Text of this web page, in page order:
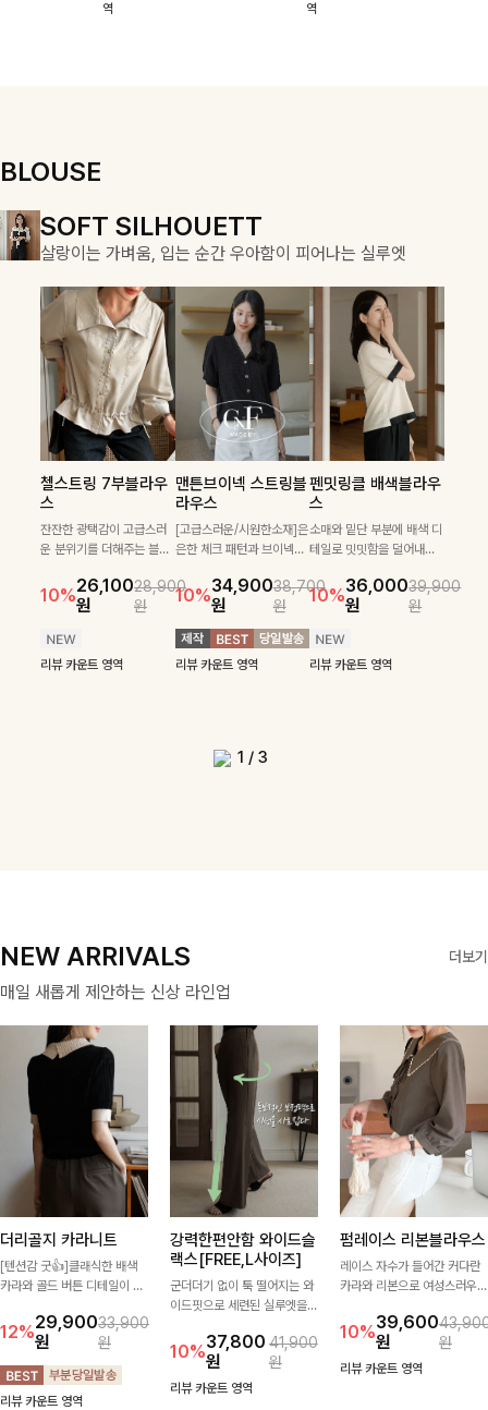
스에요🖤
역
할 수 있어요🤍
역
BLOUSE
SOFT SILHOUETT
살랑이는 가벼움, 입는 순간 우아함이 피어나는 실루엣
첼스트링 7부블라우
스
잔잔한 광택감이 고급스러
운 분위기를 더해주는 블라
프릴 밑단이 자연스럽게 실
루엣을 살려주며, 여유로운
스러운 무드를 완성해준답
니다 🤍
10%26,100
원
28,900
원
리뷰 카운트 영역
맨튼브이넥 스트링블
라우스
[고급스러운/시원한소재]은
은한 체크 패턴과 브이넥으
로 고급스러운 디테일을 넣
었으며 밑단스트링으로 핏
을 더욱 깔끔하게 잡아주는
블라우스예요 :)
10%34,900
원
38,700
원
리뷰 카운트 영역
펜밋링클 배색블라우
스
소매와 밑단 부분에 배색 디
테일로 밋밋함을 덜어내고
클 소재로 구김 걱정없이 즐
길 수 있는 블라우스랍니
10%36,000
원
39,900
원
리뷰 카운트 영역
COZY ESSENTIAL
매일의 일상을 부드럽게 감싸줄 니트 컬렉션
론클디 브이넥니트
부드럽게 몸을 감싸는 니트
짜임으로 편안한 착용감을
더해드리며 여유 있게 떨어
여리여리한 실루엣을 완성
해드려요 ✨ 단독은 물론 다
게 매치되는 데일리 니트랍
니다
10%원
원
리뷰 카운트 영역
칠스트라이프 카라7
부니트
[골드버튼/클래식무드🤍]
스트라이프 패턴으로 데일
이템입니다 카라넥 디자인
으로 깔끔한 이미지로 만들
어 주는 7부 니트입니다 ~
10%31,900
원
35,400
원
리뷰 카운트 영역
셀드펜던트 7부니트
넉넉한 핏으로 편하게 착용
가능한 심플&베이직 무드의
니트!레터리 펜던트로 고급
어요:D
10% 원
원
리뷰 카운트 영역
DOUBLE THE JOY
함께할 때 더욱 완벽한, 합리적인 선택으로 채우는 즐거움
필첸체크 스트링블라
우스+플레어스커트
SET
[활용도 좋은 투피스]은은한
테일이 어우러진 투피스 세
트입니다. 여유로운 상의와
풍성하게 퍼지는 롱스커트가
론, 단품으로도 다양하게 활
42,900
원
49,800
특스트라이프 링클원
피스+스트링자켓
SET
가볍고 시원한 링클 원피스
성되어 코디 고민 없이 완성
도 높은 스타일링을 연출해
주는 아이템 🤍 따로 또 같
이 활용하기 좋아 실용적이
며, 스트링 디테일로 다양한
69,900
원
79,400
원
헨틴링클 날개티셔츠
+치마바지SET
[텐션감↑/구김↓]가볍게
입기만 해도 코디가 완성되
럽게 퍼지는 프릴 날개 소매
가 우아한 포인트를 더해드
립니다💕 잔잔한 링클 텍스
처 소재와 편안한 허리밴딩
으로 하루 종일 산뜻하고 쾌
12%29,900
원
33,900
원
리뷰 카운트 영역
1 / 3
NEW ARRIVALS 더보기
매일 새롭게 제안하는 신상 라인업
더리골지 카라니트
[텐션감 굿👍]클래식한 배색
카라와 골드 버튼 디테일이 세
입니다. 세로 골지 짜임이 슬림
한 실루엣을 연출해 단정하면
서도 여성스러운 무드를 완성
해드려요.
12%29,900
원
33,900
원
리뷰 카운트 영역
강력한편안함 와이드슬
랙스[FREE,L사이즈]
군더더기 없이 툭 떨어지는 와
이드핏으로 세련된 실루엣을
끔한 디자인과 롱한 기장감으
로 다리가 길어 보이고 뒷밴딩
으로 편안하기까지-
10%37,800
원
41,900
원
리뷰 카운트 영역
펌레이스 리본블라우스
레이스 자수가 들어간 커다란
카라와 리본으로 여성스러우면
껴지는 블라우스에요🤎
10%39,600
원
원
리뷰 카운트 영역